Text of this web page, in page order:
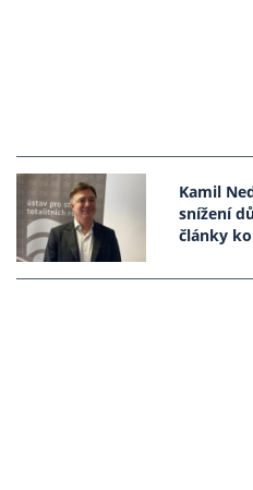
Kamil
snížení
články